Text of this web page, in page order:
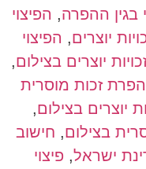
בגין ההפרה, הפיצוי
יוצרים, הפיצוי
יוצרים בצילום,
הפרת זכות מוסרית
יוצרים בצילום,
בצילום, חישוב
ישראל, פיצוי